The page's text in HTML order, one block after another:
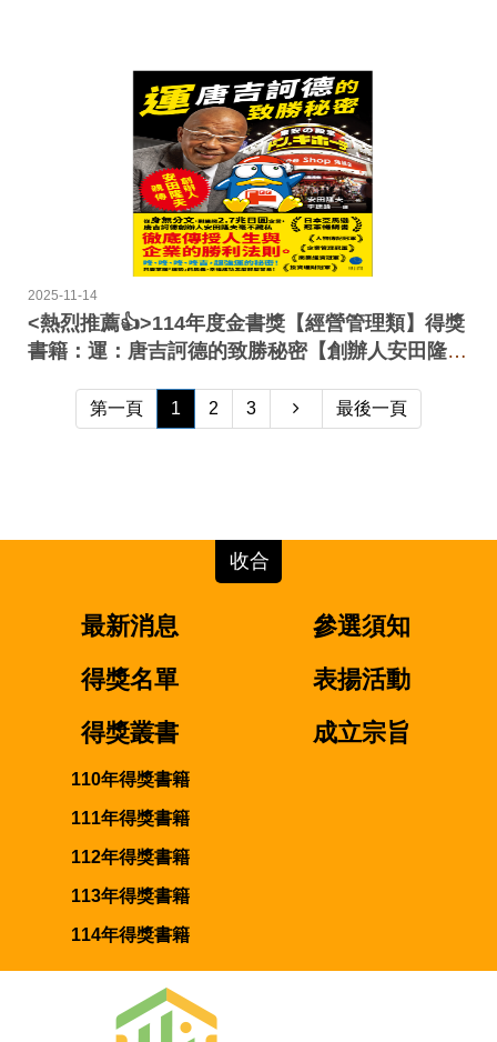
2025-11-14
<熱烈推薦👍>114年度金書獎【經營管理類】得獎
書籍：運：唐吉訶德的致勝秘密【創辦人安田隆夫
第一頁 1 2 3 最後一頁
最新消息
參選須知
得獎名單
表揚活動
得獎叢書
110年得獎書籍
111年得獎書籍
112年得獎書籍
113年得獎書籍
114年得獎書籍
成立宗旨